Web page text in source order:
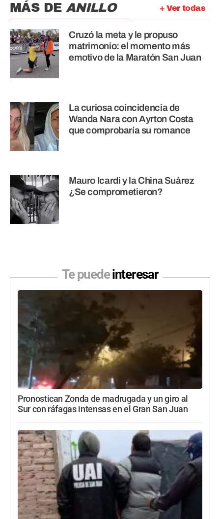
+ Ver todas
MÁS DE ANILLO
Cruzó la meta y le propuso
matrimonio: el momento más
emotivo de la Maratón San Juan
La curiosa coincidencia de
Wanda Nara con Ayrton Costa
que comprobaría su romance
Mauro Icardi y la China Suárez
¿Se comprometieron?
Te puedeinteresar
Pronostican Zonda de madrugada y un giro al
Sur con ráfagas intensas en el Gran San Juan